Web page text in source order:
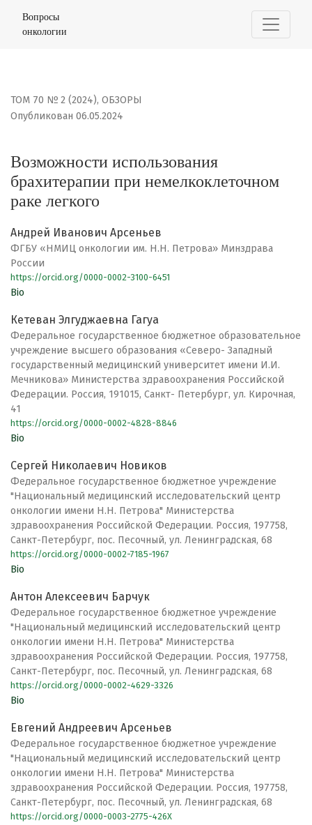
Возможности использования брахитерапии при
Вопросы
онкологии
ТОМ 70 № 2 (2024), ОБЗОРЫ
Возможности использования
брахитерапии при немелкоклеточном
раке легкого
Опубликован 06.05.2024
Андрей Иванович Арсеньев
ФГБУ «НМИЦ онкологии им. Н.Н. Петрова» Минздрава
России
https://orcid.org/0000-0002-3100-6451
Bio
Кетеван Элгуджаевна Гагуа
Федеральное государственное бюджетное образовательное
учреждение высшего образования «Северо- Западный
государственный медицинский университет имени И.И.
Мечникова» Министерства здравоохранения Российской
Федерации. Россия, 191015, Санкт- Петербург, ул. Кирочная,
41
https://orcid.org/0000-0002-4828-8846
Bio
Сергей Николаевич Новиков
Федеральное государственное бюджетное учреждение
"Национальный медицинский исследовательский центр
онкологии имени Н.Н. Петрова" Министерства
здравоохранения Российской Федерации. Россия, 197758,
Санкт-Петербург, пос. Песочный, ул. Ленинградская, 68
https://orcid.org/0000-0002-7185-1967
Bio
Антон Алексеевич Барчук
Федеральное государственное бюджетное учреждение
"Национальный медицинский исследовательский центр
онкологии имени Н.Н. Петрова" Министерства
здравоохранения Российской Федерации. Россия, 197758,
Санкт-Петербург, пос. Песочный, ул. Ленинградская, 68
https://orcid.org/0000-0002-4629-3326
Bio
Евгений Андреевич Арсеньев
Федеральное государственное бюджетное учреждение
"Национальный медицинский исследовательский центр
онкологии имени Н.Н. Петрова" Министерства
здравоохранения Российской Федерации. Россия, 197758,
Санкт-Петербург, пос. Песочный, ул. Ленинградская, 68
https://orcid.org/0000-0003-2775-426X